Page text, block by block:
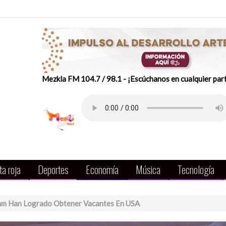
Mezkla FM 104.7 / 98.1 - ¡Escúchanos en cualquier
roja Deportes Economía Música Tecnología
Han Logrado Obtener Vacantes En USA